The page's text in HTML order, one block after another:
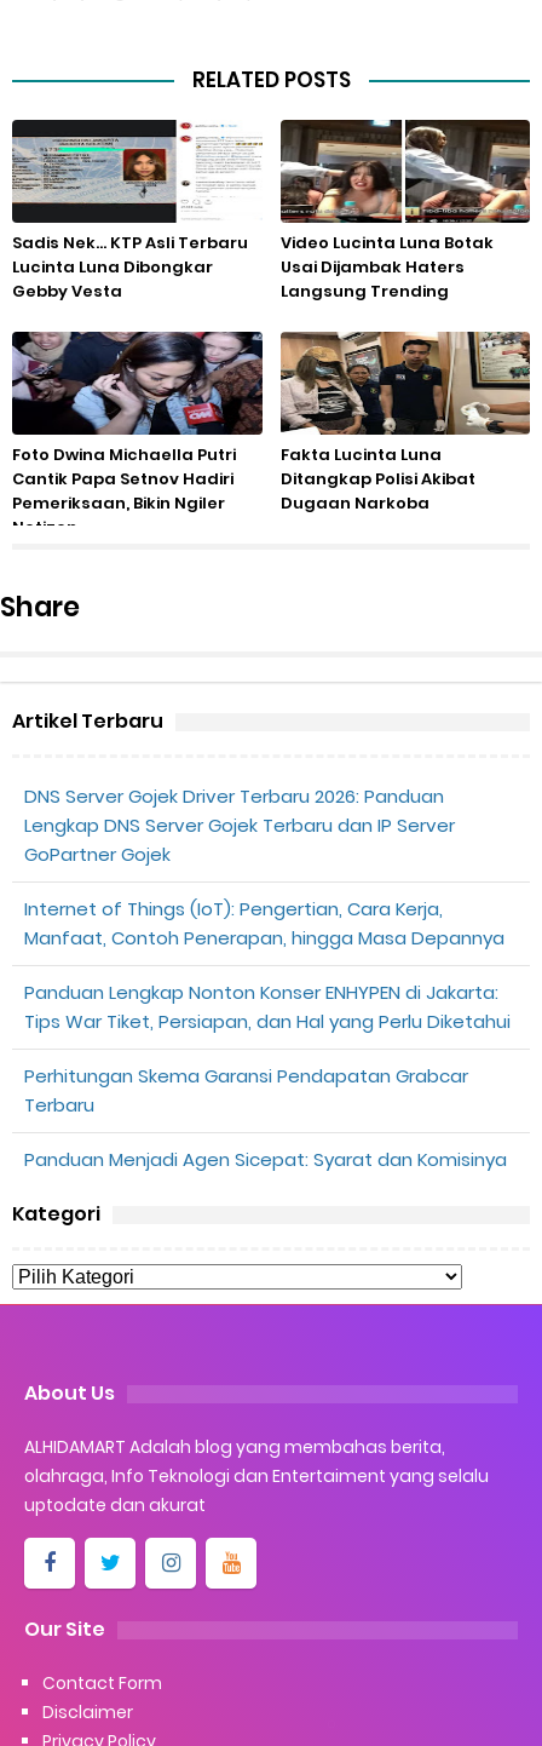
RELATED POSTS
Sadis Nek... KTP Asli Terbaru
Lucinta Luna Dibongkar
Gebby Vesta
Video Lucinta Luna Botak
Usai Dijambak Haters
Langsung Trending
Foto Dwina Michaella Putri
Cantik Papa Setnov Hadiri
Pemeriksaan, Bikin Ngiler
Netizen
Fakta Lucinta Luna
Ditangkap Polisi Akibat
Dugaan Narkoba
Share
Artikel Terbaru
DNS Server Gojek Driver Terbaru 2026: Panduan
Lengkap DNS Server Gojek Terbaru dan IP Server
GoPartner Gojek
Internet of Things (IoT): Pengertian, Cara Kerja,
Manfaat, Contoh Penerapan, hingga Masa Depannya
Panduan Lengkap Nonton Konser ENHYPEN di Jakarta:
Tips War Tiket, Persiapan, dan Hal yang Perlu Diketahui
Perhitungan Skema Garansi Pendapatan Grabcar
Terbaru
Panduan Menjadi Agen Sicepat: Syarat dan Komisinya
Kategori
About Us
ALHIDAMART Adalah blog yang membahas berita,
olahraga, Info Teknologi dan Entertaiment yang selalu
uptodate dan akurat
Our Site
Contact Form
Disclaimer
Privacy Policy